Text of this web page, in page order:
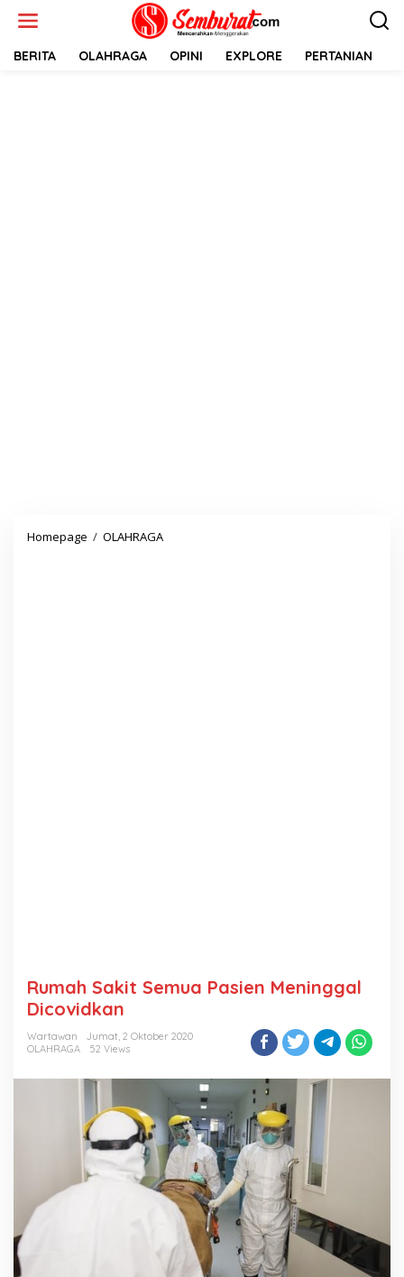
BERITA OLAHRAGA OPINI EXPLORE PERTANIAN
Homepage / OLAHRAGARumah
Rumah Sakit Semua Pasien Meninggal
Dicovidkan
Wartawan
Jumat, 2 Oktober 2020
OLAHRAGA
52 Views